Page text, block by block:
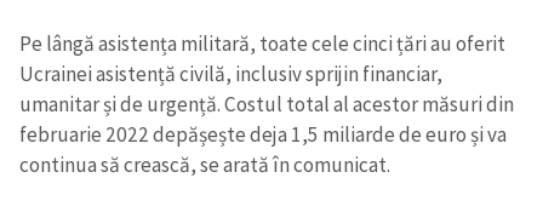
Pe lângă asistența militară, toate cele cinci țări au oferit
Ucrainei asistență civilă, inclusiv sprijin financiar,
umanitar și de urgență. Costul total al acestor măsuri din
februarie 2022 depășește deja 1,5 miliarde de euro și va
continua să crească, se arată în comunicat.